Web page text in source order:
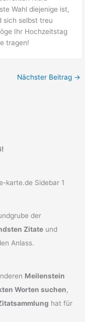
Wahl diejenige ist,
sich selbst treu
Ihr Hochzeitstag
tragen!
Nächster Beitrag →
der
Zitate und
Anlass.
Meilenstein
Worten suchen,
hat für